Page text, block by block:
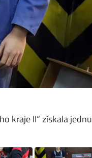
kraje II“ získala jednu